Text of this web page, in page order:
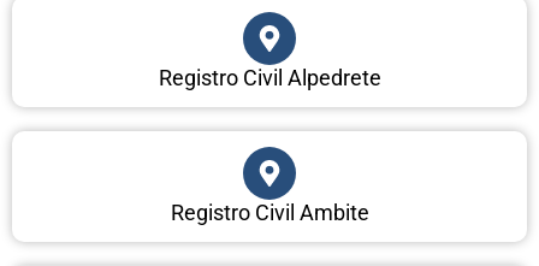
Registro Civil Alpedrete
Registro Civil Ambite